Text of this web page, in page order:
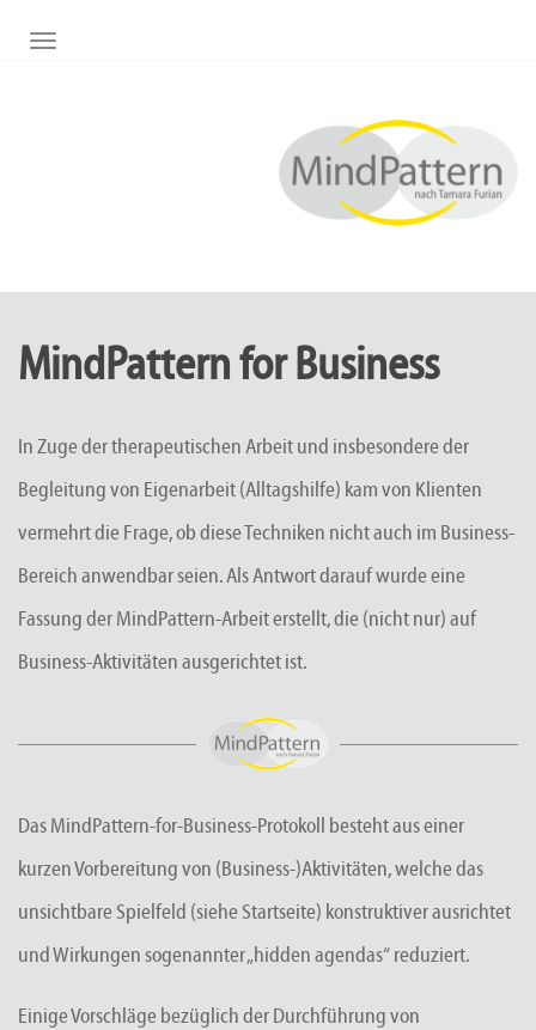
NAVIGATION UMSCHALTEN
MindPattern for Business
In Zuge der therapeutischen Arbeit und insbesondere der
Begleitung von Eigenarbeit (Alltagshilfe) kam von Klienten
vermehrt die Frage, ob diese Techniken nicht auch im Business-
Bereich anwendbar seien. Als Antwort darauf wurde eine
Fassung der MindPattern-Arbeit erstellt, die (nicht nur) auf
Business-Aktivitäten ausgerichtet ist.
Das MindPattern-for-Business-Protokoll besteht aus einer
kurzen Vorbereitung von (Business-)Aktivitäten, welche das
unsichtbare Spielfeld (siehe Startseite) konstruktiver ausrichtet
und Wirkungen sogenannter „hidden agendas“ reduziert.
Einige Vorschläge bezüglich der Durchführung von